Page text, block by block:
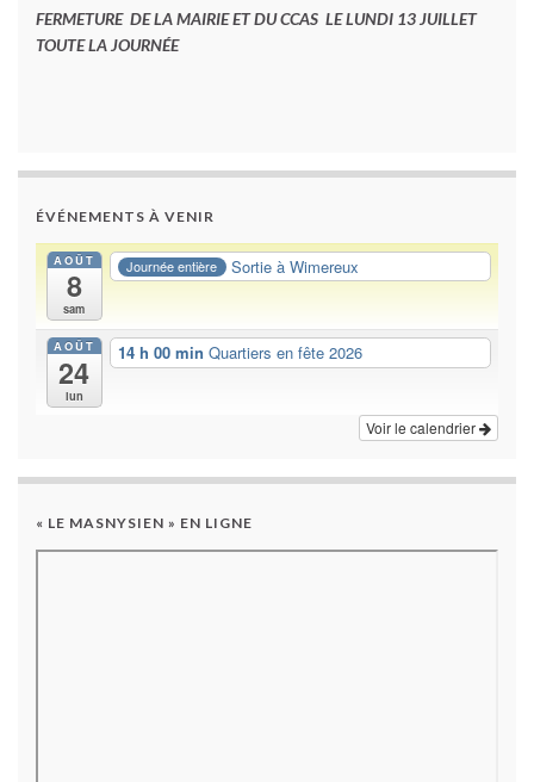
FERMETURE DE LA MAIRIE ET DU CCAS LE LUNDI 13 JUILLET
TOUTE LA JOURNÉE
ÉVÉNEMENTS À VENIR
AOÛT
8
sam
Journée entière Sortie à Wimereux
AOÛT
24
lun
14 h 00 min Quartiers en fête 2026
Voir le calendrier
« LE MASNYSIEN » EN LIGNE